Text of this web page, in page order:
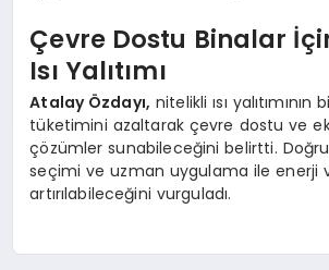
Çevre Dostu Binalar
Isı Yalıtımı
Atalay Özdayı, nitelikli ısı yalıtımının
tüketimini azaltarak çevre dostu ve
çözümler sunabileceğini belirtti.
seçimi ve uzman uygulama ile enerji
artırılabileceğini vurguladı.